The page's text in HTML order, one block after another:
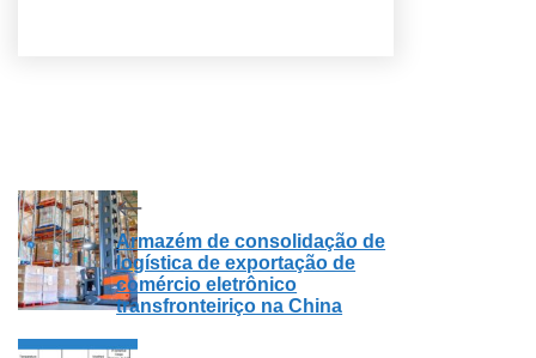
Armazém de consolidação de
logística de exportação de
comércio eletrônico
transfronteiriço na China